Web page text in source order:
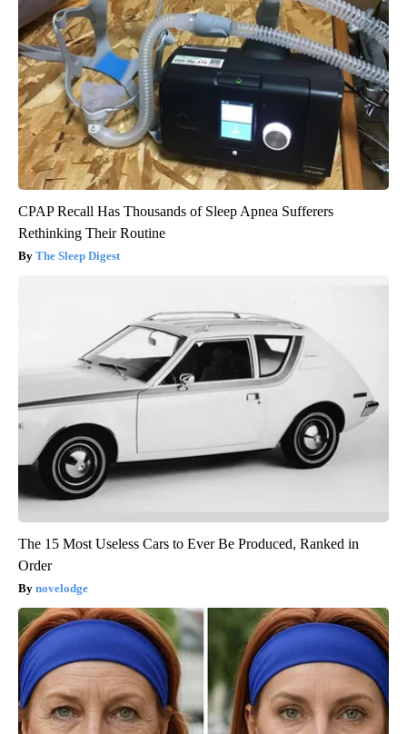
CPAP Recall Has Thousands of Sleep Apnea Sufferers
Rethinking Their Routine
The Sleep Digest
The 15 Most Useless Cars to Ever Be Produced, Ranked in
Order
novelodge